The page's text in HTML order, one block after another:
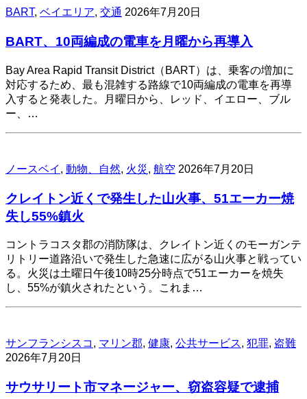
BART, ベイエリア, 交通 2026年7月20日
BART、10両編成の電車を月曜から再導入
Bay Area Rapid Transit District（BART）は、乗客の増加に
対応するため、最も混雑する路線で10両編成の電車を再導
入すると発表した。月曜日から、レッド、イエロー、ブル
ー、…
ノースベイ , 動物、自然, 火災, 航空 2026年7月20日
クレイトン近くで発生した山火事、51エーカー焼
失し55%鎮火
コントラコスタ郡の消防隊は、クレイトン近くのモーガンテ
リトリー道路沿いで発生した急速に広がる山火事と戦ってい
る。火災は土曜日午後10時25分時点で51エーカーを焼失
し、55%が鎮火されたという。これま…
サンフランシスコ , マリン郡, 健康, 公共サービス, 犯罪, 盗難
2026年7月20日
サウサリート市マネージャー、窃盗容疑で逮捕